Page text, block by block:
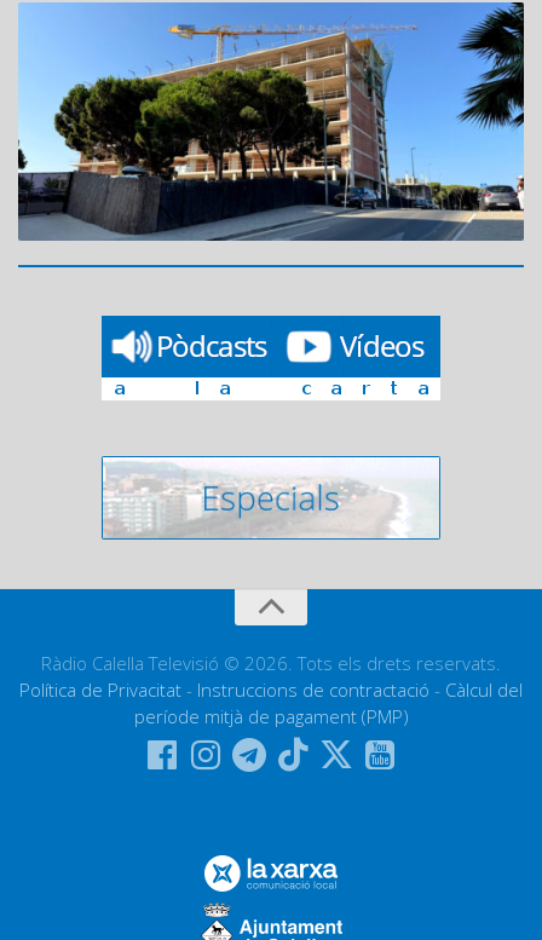
Ràdio Calella Televisió © 2026. Tots els drets reservats.
Política de Privacitat - Instruccions de contractació - Càlcul del
període mitjà de pagament (PMP)